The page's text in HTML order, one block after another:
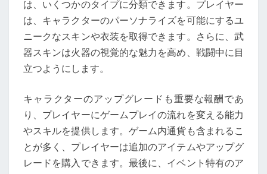
は、いくつかのタイプに分類できます。プレイヤー
は、キャラクターのパーソナライズを可能にするユ
ニークなスキンや衣装を取得できます。さらに、武
器スキンは火器の視覚的な魅力を高め、戦闘中に目
立つようにします。
キャラクターのアップグレードも重要な報酬であ
り、プレイヤーにゲームプレイの流れを変える能力
やスキルを提供します。ゲーム内通貨も含まれるこ
とが多く、プレイヤーは追加のアイテムやアップグ
レードを購入できます。最後に、イベント特有のア